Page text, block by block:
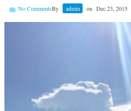
By admin on Dec 23, 2015
No Comments